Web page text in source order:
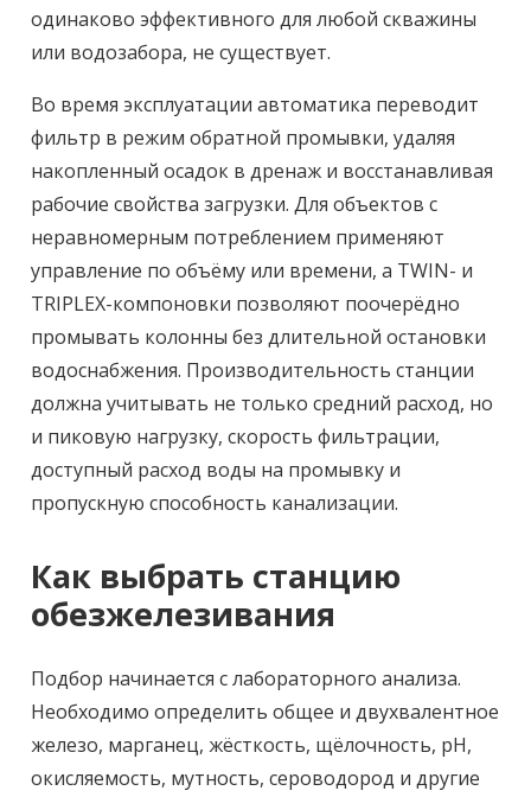
одинаково эффективного для любой скважины
или водозабора, не существует.
Во время эксплуатации автоматика переводит
фильтр в режим обратной промывки, удаляя
накопленный осадок в дренаж и восстанавливая
рабочие свойства загрузки. Для объектов с
неравномерным потреблением применяют
управление по объёму или времени, а TWIN- и
TRIPLEX-компоновки позволяют поочерёдно
промывать колонны без длительной остановки
водоснабжения. Производительность станции
должна учитывать не только средний расход, но
и пиковую нагрузку, скорость фильтрации,
доступный расход воды на промывку и
пропускную способность канализации.
Как выбрать станцию
обезжелезивания
Подбор начинается с лабораторного анализа.
Необходимо определить общее и двухвалентное
железо, марганец, жёсткость, щёлочность, pH,
окисляемость, мутность, сероводород и другие